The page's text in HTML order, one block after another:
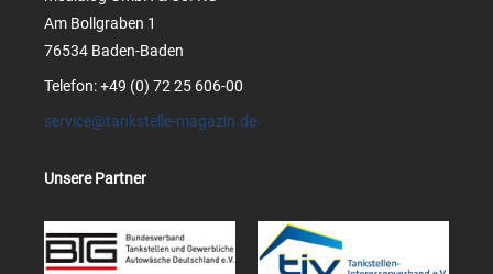
Am Bollgraben 1
76534 Baden-Baden
Telefon: +49 (0) 72 25 606-00
service@tankstelle-magazin.de
Unsere Partner